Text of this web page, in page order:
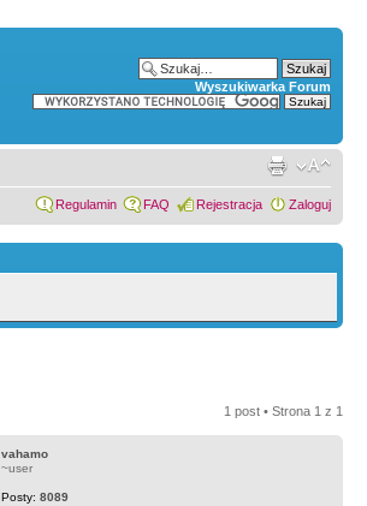
Wyszukiwarka Forum
Regulamin FAQ Rejestracja Zaloguj
1 post • Strona 1 z 1
vahamo
~user
Posty: 8089